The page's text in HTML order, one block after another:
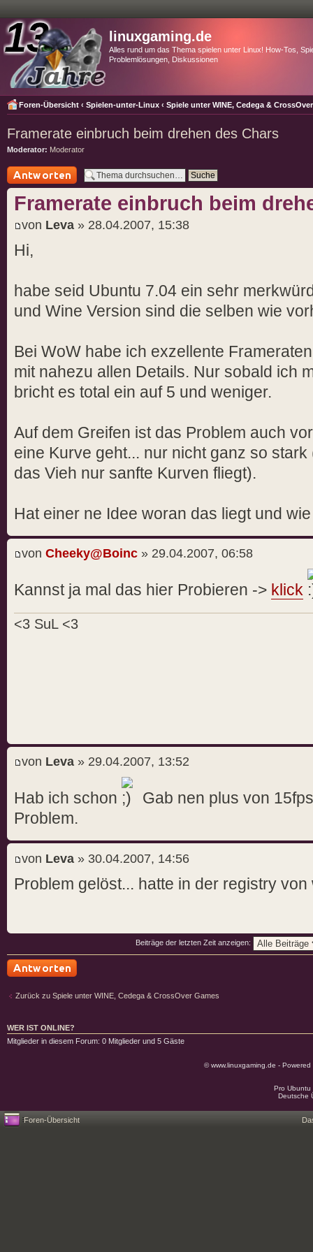
linuxgaming.de
Alles rund um das Thema spielen unter Linux! How-Tos,
Problemlösungen, Diskussionen
Foren-Übersicht ‹ Spielen-unter-Linux ‹ Spiele unter WINE, Cedega &
Framerate einbruch beim drehen des Chars
Moderator: Moderator
Antwort schreiben
Framerate einbruch beim
von Leva » 28.04.2007, 15:38
Hi,
habe seid Ubuntu 7.04 ein sehr
und Wine Version sind die selben wie
Bei WoW habe ich exzellente
mit nahezu allen Details. Nur sobald ich
bricht es total ein auf 5 und weniger.
Auf dem Greifen ist das Problem auch
eine Kurve geht... nur nicht ganz so
das Vieh nur sanfte Kurven fliegt).
Hat einer ne Idee woran das liegt und
von Cheeky@Boinc » 29.04.2007, 06:58
Kannst ja mal das hier Probieren -> klick
<3 SuL <3
von Leva » 29.04.2007, 13:52
Hab ich schon
Gab nen plus von
Problem.
von Leva » 30.04.2007, 14:56
Problem gelöst... hatte in der registry
Beiträge der letzten Zeit anzeigen:
Zurück zu Spiele unter WINE, Cedega & CrossOver Games
WER IST ONLINE?
Mitglieder in diesem Forum: 0 Mitglieder und 5 Gäste
© www.linuxgaming.de -
Pro
Deutsche
Foren-Übersicht